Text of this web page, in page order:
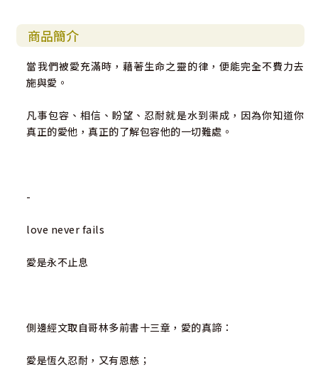
商品簡介
當我們被愛充滿時，藉著生命之靈的律，便能完全不費力去
施與愛。
凡事包容、相信、盼望、忍耐就是水到渠成，因為你知道你
真正的愛他，真正的了解包容他的一切難處。
-
love never fails
愛是永不止息
側邊經文取自哥林多前書十三章，愛的真諦：
愛是恆久忍耐，又有恩慈；